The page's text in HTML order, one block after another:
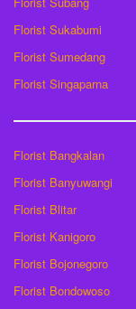
Florist Sukabumi
Florist Sumedang
Florist Singaparna
Florist Bangkalan
Florist Banyuwangi
Florist Blitar
Florist Kanigoro
Florist Bojonegoro
Florist Bondowoso